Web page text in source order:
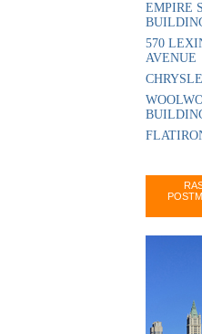
EMPIRE
570
AVENUE